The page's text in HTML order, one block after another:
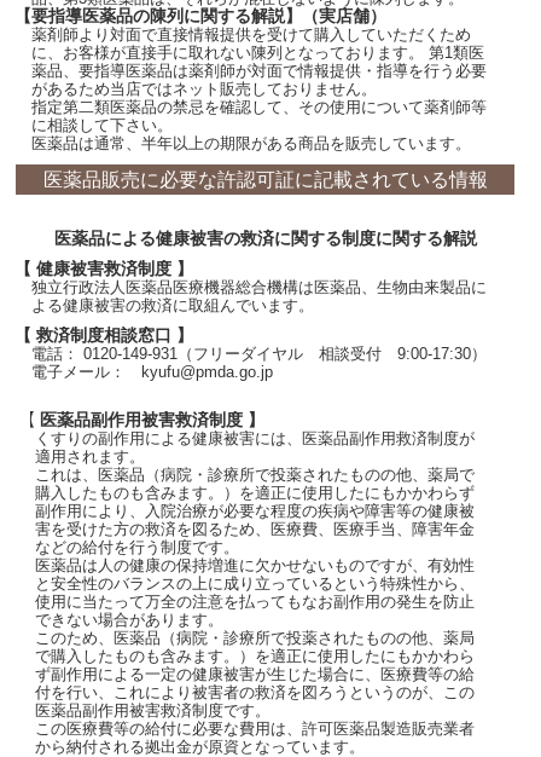
【要指導医薬品の陳列に関する解説】（実店舗）
薬剤師より対面で直接情報提供を受けて購入していただくため
に、お客様が直接手に取れない陳列となっております。 第1類医
薬品、要指導医薬品は薬剤師が対面で情報提供・指導を行う必要
があるため当店ではネット販売しておりません。
指定第二類医薬品の禁忌を確認して、その使用について薬剤師等
に相談して下さい。
医薬品は通常、半年以上の期限がある商品を販売しています。
医薬品販売に必要な許認可証に記載されている情報
医薬品による健康被害の救済に関する制度に関する解説
【 健康被害救済制度 】
独立行政法人医薬品医療機器総合機構は医薬品、生物由来製品に
よる健康被害の救済に取組んでいます。
【 救済制度相談窓口 】
電話： 0120-149-931（フリーダイヤル 相談受付 9:00-17:30）
電子メール： kyufu@pmda.go.jp
【 医薬品副作用被害救済制度 】
くすりの副作用による健康被害には、医薬品副作用救済制度が
適用されます。
これは、医薬品（病院・診療所で投薬されたものの他、薬局で
購入したものも含みます。）を適正に使用したにもかかわらず
副作用により、入院治療が必要な程度の疾病や障害等の健康被
害を受けた方の救済を図るため、医療費、医療手当、障害年金
などの給付を行う制度です。
医薬品は人の健康の保持増進に欠かせないものですが、有効性
と安全性のバランスの上に成り立っているという特殊性から、
使用に当たって万全の注意を払ってもなお副作用の発生を防止
できない場合があります。
このため、医薬品（病院・診療所で投薬されたものの他、薬局
で購入したものも含みます。）を適正に使用したにもかかわら
ず副作用による一定の健康被害が生じた場合に、医療費等の給
付を行い、これにより被害者の救済を図ろうというのが、この
医薬品副作用被害救済制度です。
この医療費等の給付に必要な費用は、許可医薬品製造販売業者
から納付される拠出金が原資となっています。